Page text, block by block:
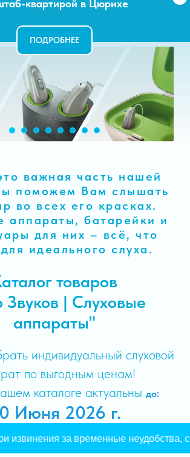
ПОДРОБНЕЕ
важная часть нашей
поможем Вам слышать
во всех его красках.
аппараты, батарейки и
для них – всё, что
идеального слуха.
товаров
| Слуховые
аппараты"
индивидуальный слуховой
по выгодным ценам!
каталоге актуальны до:
Июня 2026 г.
за временные неудобства,